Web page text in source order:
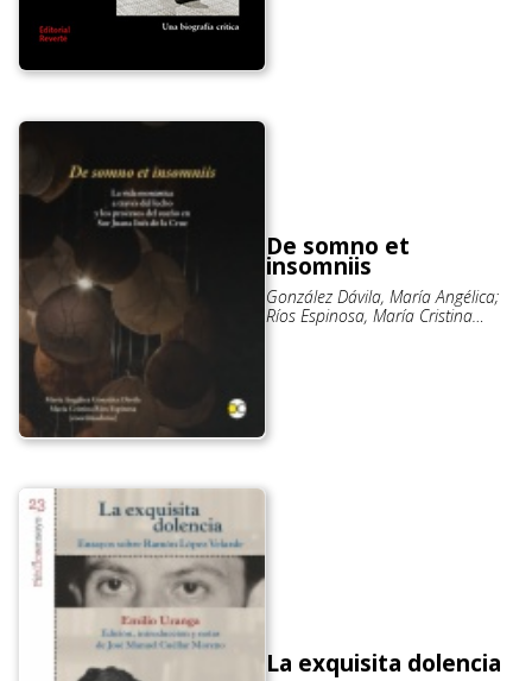
De somno et
insomniis
González Dávila, María Angélica;
Ríos Espinosa, María Cristina
La exquisita dolencia